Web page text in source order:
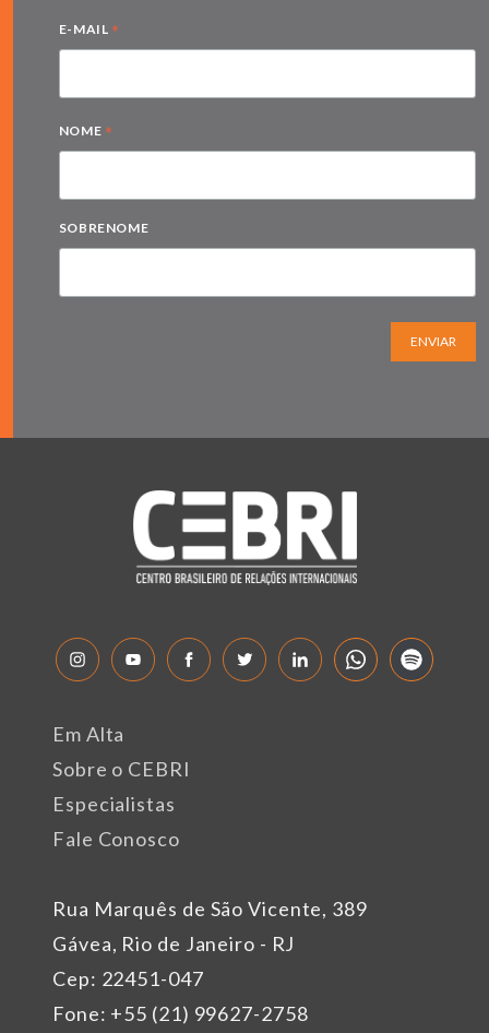
E-MAIL *
NOME *
SOBRENOME
ENVIAR
Rua Marquês de São Vicente, 389
Gávea, Rio de Janeiro - RJ
Cep: 22451-047
Fone: +55 (21) 99627-2758
Em Alta
Sobre o CEBRI
Especialistas
Fale Conosco